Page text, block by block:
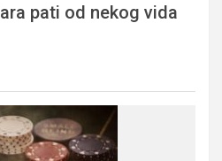
pati od nekog vida